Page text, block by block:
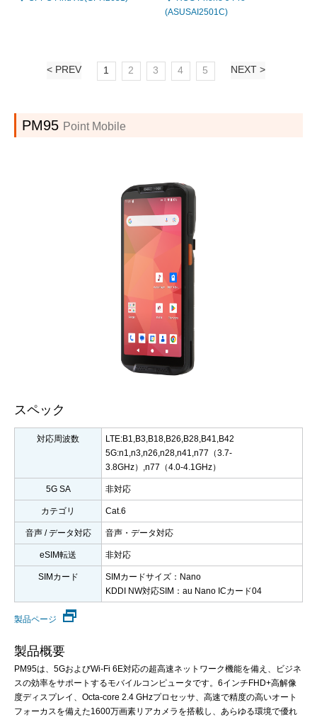
(ASUSAI2501C)
< PREV 1 2 3 4 5 NEXT >
PM95 Point Mobile
スペック
対応周波数
LTE:B1,B3,B18,B26,B28,B41,B42
5G:n1,n3,n26,n28,n41,n77（3.7-
3.8GHz）,n77（4.0-4.1GHz）
5G SA 非対応
カテゴリ Cat.6
音声 / データ対応 音声・データ対応
eSIM転送 非対応
SIMカード
SIMカードサイズ：Nano
KDDI NW対応SIM：au Nano ICカード04
製品ページ
製品概要
PM95は、5GおよびWi-Fi 6E対応の超高速ネットワーク機能を備え、ビジネ
スの効率をサポートするモバイルコンピュータです。6インチFHD+高解像
度ディスプレイ、Octa-core 2.4 GHzプロセッサ、高速で精度の高いオート
フォーカスを備えた1600万画素リアカメラを搭載し、あらゆる環境で優れ